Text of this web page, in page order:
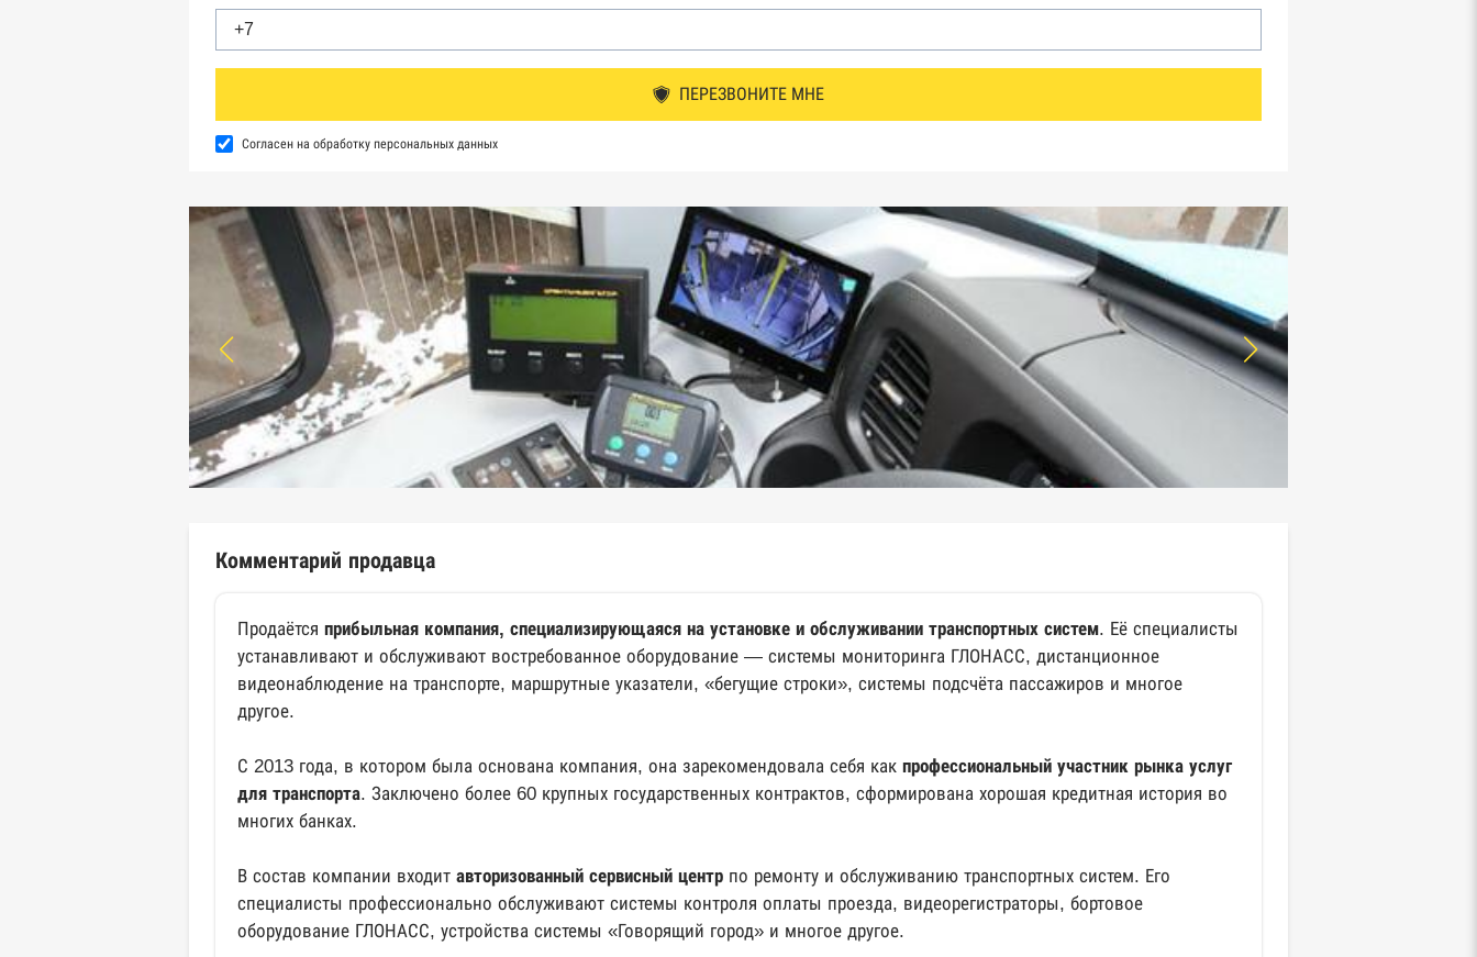
ПЕРЕЗВОНИТЕ МНЕ
Согласен на обработку персональных данных
Комментарий продавца
Продаётся прибыльная компания, специализирующаяся на установке и обслуживании транспортных систем. Её специалисты
устанавливают и обслуживают востребованное оборудование — системы мониторинга ГЛОНАСС, дистанционное
видеонаблюдение на транспорте, маршрутные указатели, «бегущие строки», системы подсчёта пассажиров и многое
другое.
С 2013 года, в котором была основана компания, она зарекомендовала себя как профессиональный участник рынка услуг
для транспорта. Заключено более 60 крупных государственных контрактов, сформирована хорошая кредитная история во
многих банках.
В состав компании входит авторизованный сервисный центр по ремонту и обслуживанию транспортных систем. Его
специалисты профессионально обслуживают системы контроля оплаты проезда, видеорегистраторы, бортовое
оборудование ГЛОНАСС, устройства системы «Говорящий город» и многое другое.